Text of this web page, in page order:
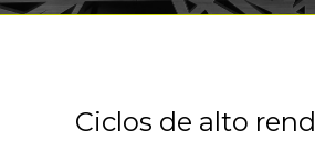
Ciclos de alto